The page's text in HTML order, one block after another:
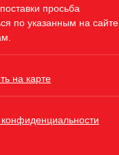
просьба
по указанным на сайте
на карте